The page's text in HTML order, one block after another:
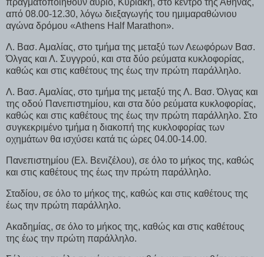
πραγματοποιηθούν αύριο, Κυριακή, στο κέντρο της Αθήνας,
από 08.00-12.30, λόγω διεξαγωγής του ημιμαραθώνιου
αγώνα δρόμου «Athens Half Marathon».
Λ. Βασ. Αμαλίας, στο τμήμα της μεταξύ των Λεωφόρων Βασ.
Όλγας και Λ. Συγγρού, και στα δύο ρεύματα κυκλοφορίας,
καθώς και στις καθέτους της έως την πρώτη παράλληλο.
Λ. Βασ. Αμαλίας, στο τμήμα της μεταξύ της Λ. Βασ. Όλγας και
της οδού Πανεπιστημίου, και στα δύο ρεύματα κυκλοφορίας,
καθώς και στις καθέτους της έως την πρώτη παράλληλο. Στο
συγκεκριμένο τμήμα η διακοπή της κυκλοφορίας των
οχημάτων θα ισχύσει κατά τις ώρες 04.00-14.00.
Πανεπιστημίου (Ελ. Βενιζέλου), σε όλο το μήκος της, καθώς
και στις καθέτους της έως την πρώτη παράλληλο.
Σταδίου, σε όλο το μήκος της, καθώς και στις καθέτους της
έως την πρώτη παράλληλο.
Ακαδημίας, σε όλο το μήκος της, καθώς και στις καθέτους
της έως την πρώτη παράλληλο.